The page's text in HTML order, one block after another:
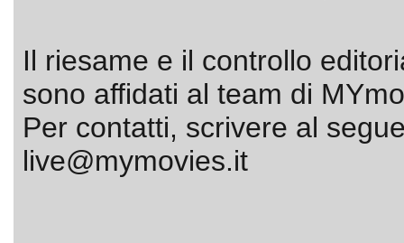
Il riesame e il controllo
sono affidati al team di
Per contatti, scrivere al
live@mymovies.it